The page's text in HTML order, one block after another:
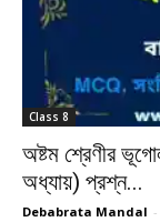
Class 8
অষ্টম শ্রেণীর
অধ্যায়) প্রশ্ন...
Debabrata Mandal -